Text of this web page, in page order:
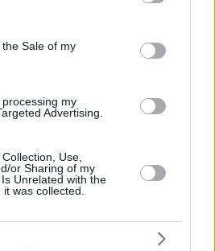
Google and its third-party tags to
purposes in below Google
Sale of my
my
Advertising.
Use,
or Sharing of my
Unrelated with the
was collected.